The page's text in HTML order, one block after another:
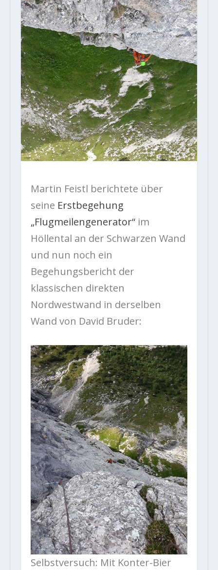
Martin Feistl berichtete über
seine Erstbegehung
„Flugmeilengenerator“im
Höllental an der Schwarzen Wand
und nun noch ein
Begehungsbericht der
klassischen direkten
Nordwestwand in derselben
Wand von David Bruder:
Selbstversuch: Mit Konter-Bier